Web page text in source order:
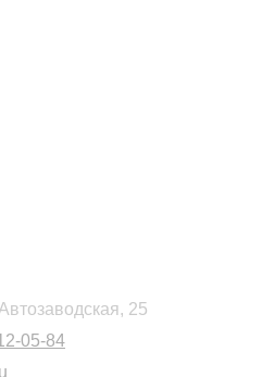
25
05-84